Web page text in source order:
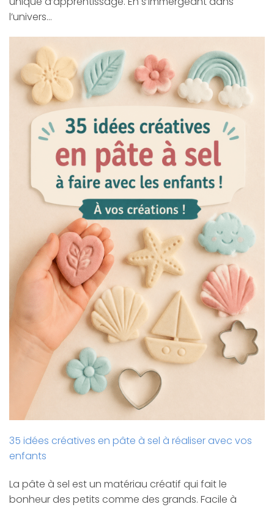
l’univers…
35 idées créatives en pâte à sel à réaliser avec vos
enfants
La pâte à sel est un matériau créatif qui fait le
bonheur des petits comme des grands. Facile à